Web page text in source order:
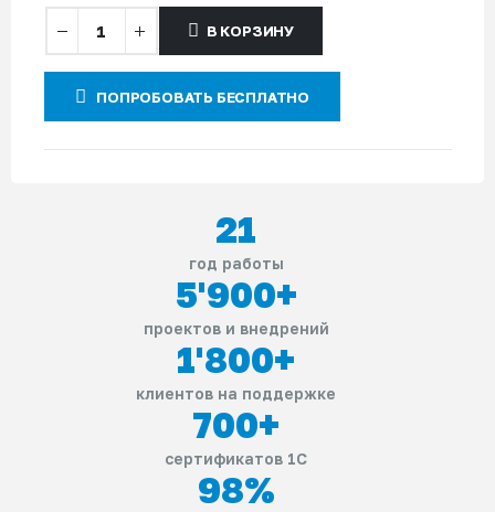
В КОРЗИНУ
ПОПРОБОВАТЬ БЕСПЛАТНО
21
год работы
5'900+
проектов и внедрений
1'800+
клиентов на поддержке
700+
сертификатов 1С
98%